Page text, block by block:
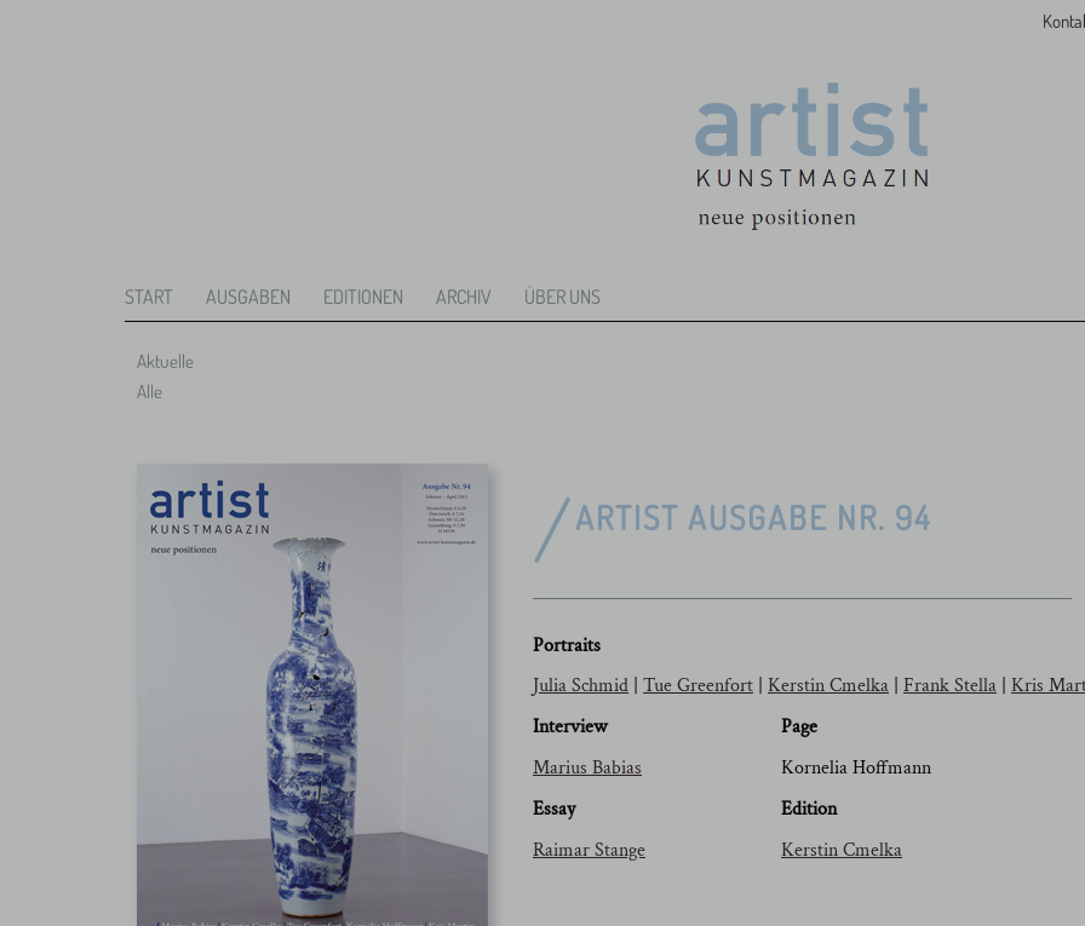
START AUSGABEN EDITIONEN ARCHIV ÜBER UNS
Aktuelle
Alle
ARTIST AUSGABE NR. 94
Portraits
Julia Schmid |Tue Greenfort |Kerstin Cmelka |Frank Stella |Kris
Interview
Marius Babias
Page
Kornelia Hoffmann
Essay
Raimar Stange
Edition
Kerstin Cmelka